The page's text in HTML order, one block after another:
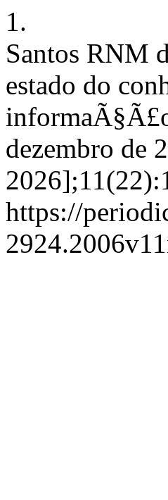
1.
Santos RNM
estado do
dezembro de
https://